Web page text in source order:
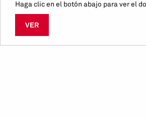
Haga clic en el botón abajo para ver el
VER